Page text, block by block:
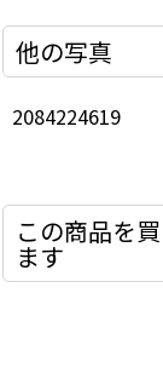
他の写真
2084224619
この商品を
ます